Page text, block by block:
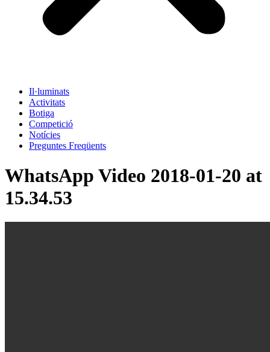
Il·luminats
Activitats
Botiga
Competició
Notícies
Preguntes Freqüents
WhatsApp Video 2018-01-20 at
15.34.53